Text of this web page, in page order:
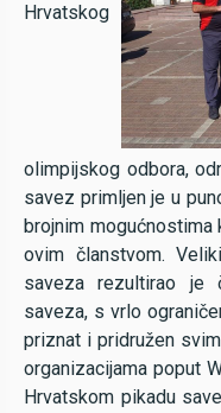
Hrvatskog
olimpijskog odbora,
savez primljen je u
brojnim
ovim članstvom.
saveza rezultirao je
saveza, s vrlo
priznat i pridružen
organizacijama poput
Hrvatskom pikadu